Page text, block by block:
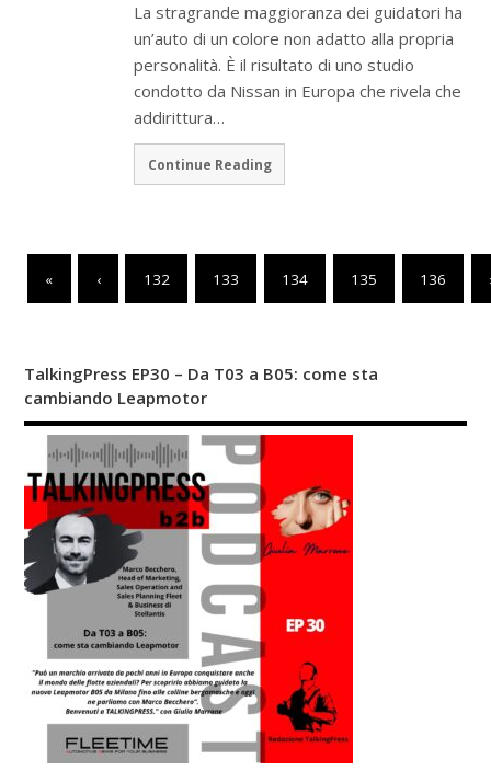
La stragrande maggioranza dei guidatori ha
un’auto di un colore non adatto alla propria
personalità. È il risultato di uno studio
condotto da Nissan in Europa che rivela che
addirittura…
Continue Reading
« ‹ 132 133 134 135 136
TalkingPress EP30 – Da T03 a B05: come sta
cambiando Leapmotor